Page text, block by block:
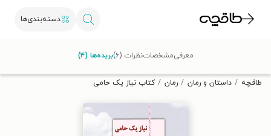
دسته‌بندی‌ها
تخفیف از طاقچه دریافت کن.
طاقچه داستان و رمان رمان کتاب نیاز یک حامی
معرفیمشخصاتنظرات (۶) بریده‌ها (۴)